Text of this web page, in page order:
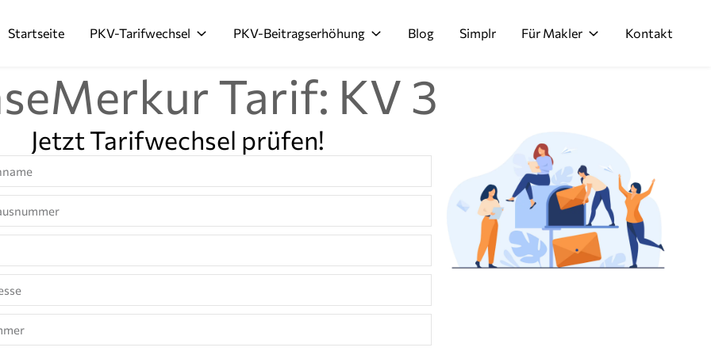
Startseite PKV-Tarifwechsel PKV-Beitragserhöhung Blog Simplr Für Makler Kontakt
Tarif: KV 3
Jetzt Tarifwechsel prüfen!